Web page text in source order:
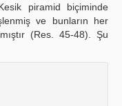
Kesik piramid biçiminde
ve bunların her
(Res. 45-48). Şu